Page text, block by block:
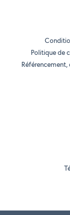
Politique de